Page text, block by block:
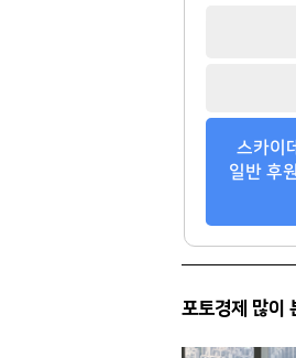
스카이
일반 후
포토경제 많이